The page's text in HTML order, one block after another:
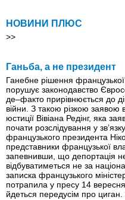
НОВИНИ ПЛЮС
>>
Ганьба, а не президент
Ганебне рішення
порушує законодавство
де–факто прирівнюється до
війни. З такою різкою заявою
юстиції Вівіана Редінг, яка
почати розслідування у
французького президента
представники французької
запевнивши, що депортація
відбуватиметься не за
записка французького
потрапила у пресу 14
йдеться передусім про циган.